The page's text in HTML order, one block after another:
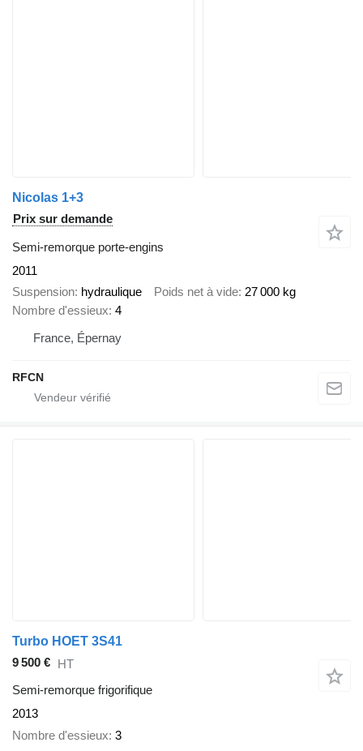
Nicolas 1+3
Prix sur demande
Semi-remorque porte-engins
2011
Suspension hydraulique Poids net à vide 27 000 kg
Nombre d'essieux 4
France, Épernay
RFCN
Turbo HOET 3S41
9 500 € HT
Semi-remorque frigorifique
2013
Nombre d'essieux 3